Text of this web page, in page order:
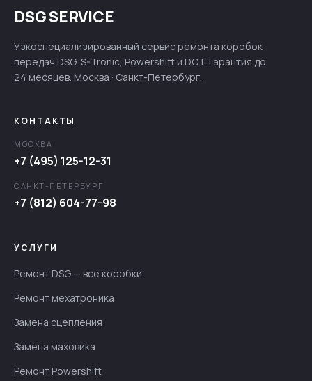
DSG SERVICE
Узкоспециализированный сервис ремонта коробок
передач DSG, S-Tronic, Powershift и DCT. Гарантия до
24 месяцев. Москва · Санкт-Петербург.
КОНТАКТЫ
МОСКВА
+7 (495) 125-12-31
САНКТ-ПЕТЕРБУРГ
+7 (812) 604-77-98
УСЛУГИ
Ремонт DSG — все коробки
Ремонт мехатроника
Замена сцепления
Замена маховика
Ремонт Powershift